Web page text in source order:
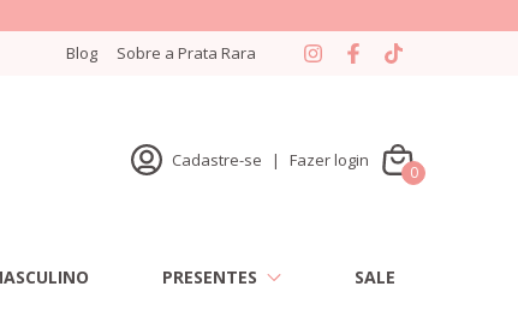
Blog Sobre a Prata Rara
Cadastre-se | Fazer login
0
PRESENTES SALE